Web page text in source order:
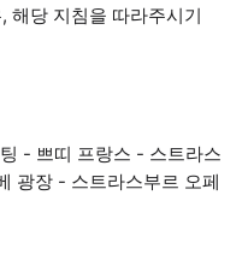
해당 지침을 따라주시기
- 쁘띠 프랑스 - 스트라스
광장 - 스트라스부르 오페